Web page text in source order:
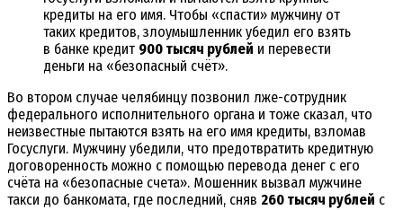
кредиты на его имя. Чтобы «спасти» мужчину от
таких кредитов, злоумышленник убедил его взять
в банке кредит 900 тысяч рублей и перевести
деньги на «безопасный счёт».
Во втором случае челябинцу позвонил лже-сотрудник
федерального исполнительного органа и тоже сказал, что
неизвестные пытаются взять на его имя кредиты, взломав
Госуслуги. Мужчину убедили, что предотвратить кредитную
договоренность можно с помощью перевода денег с его
счёта на «безопасные счета». Мошенник вызвал мужчине
такси до банкомата, где последний, сняв 260 тысяч рублей с